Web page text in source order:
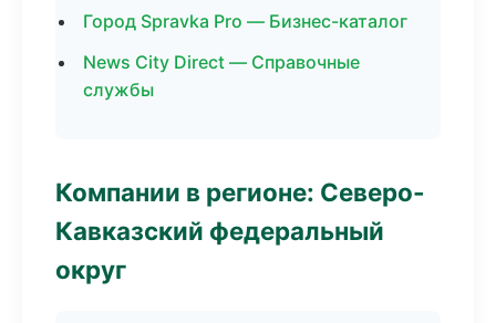
Город Spravka Pro — Бизнес-каталог
News City Direct — Справочные
службы
Компании в регионе: Северо-
Кавказский федеральный
округ